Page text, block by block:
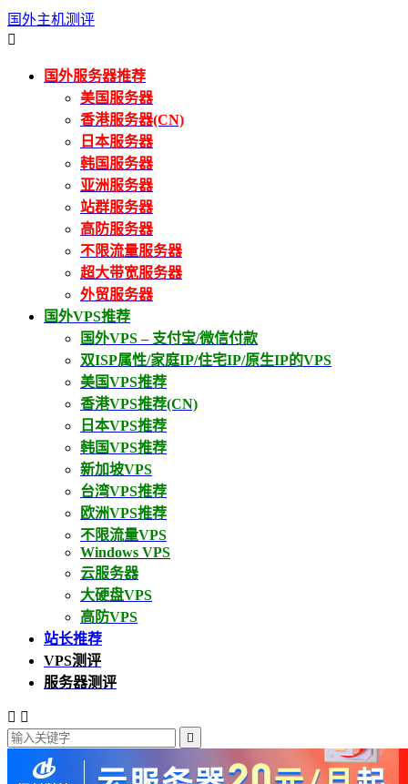
国外主机测评

国外服务器推荐
美国服务器
香港服务器(CN)
日本服务器
韩国服务器
亚洲服务器
站群服务器
高防服务器
不限流量服务器
超大带宽服务器
外贸服务器
国外VPS推荐
国外VPS – 支付宝/微信付款
双ISP属性/家庭IP/住宅IP/原生IP的VPS
美国VPS推荐
香港VPS推荐(CN)
日本VPS推荐
韩国VPS推荐
新加坡VPS
台湾VPS推荐
欧洲VPS推荐
不限流量VPS
Windows VPS
云服务器
大硬盘VPS
高防VPS
站长推荐
VPS测评
服务器测评
 
